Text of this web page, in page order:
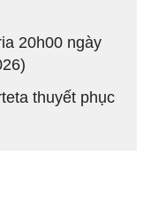
20h00 ngày
thuyết phục